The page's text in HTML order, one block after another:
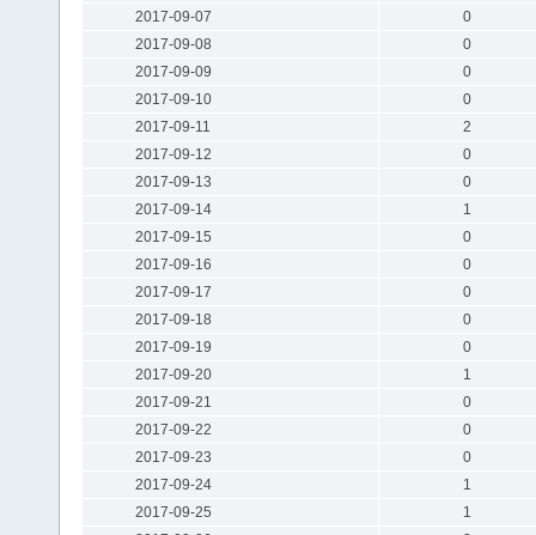
2017-09-07
0
2017-09-08
0
2017-09-09
0
2017-09-10
0
2017-09-11
2
2017-09-12
0
2017-09-13
0
2017-09-14
1
2017-09-15
0
2017-09-16
0
2017-09-17
0
2017-09-18
0
2017-09-19
0
2017-09-20
1
2017-09-21
0
2017-09-22
0
2017-09-23
0
2017-09-24
1
2017-09-25
1